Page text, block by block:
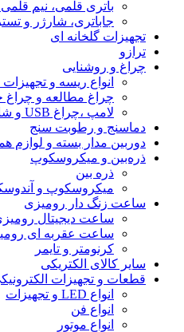
باتری قلمی، نیم
جاباتری، شارژر و
تجهیزات گلخانه ای
ترازو
چراغ و روشنایی
انواع ریسه و تجهیزات
چراغ مطالعه و چراغ
لامپ ،چراغ USB و شارژی
دماسنج و رطوبت سنج
دوربین مدار بسته و لوازم
ذره‌بین و میکروسکوپ
ذره بین
میکروسکوپ و
ساعت زنگ دار رومیزی
ساعت دیجیتال
ساعت عقربه ای
کرنومتر و تایمر
سایر کالای الکتریکی
قطعات و تجهیزات
انواع LED و تجهیزات
انواع فن
انواع موتور